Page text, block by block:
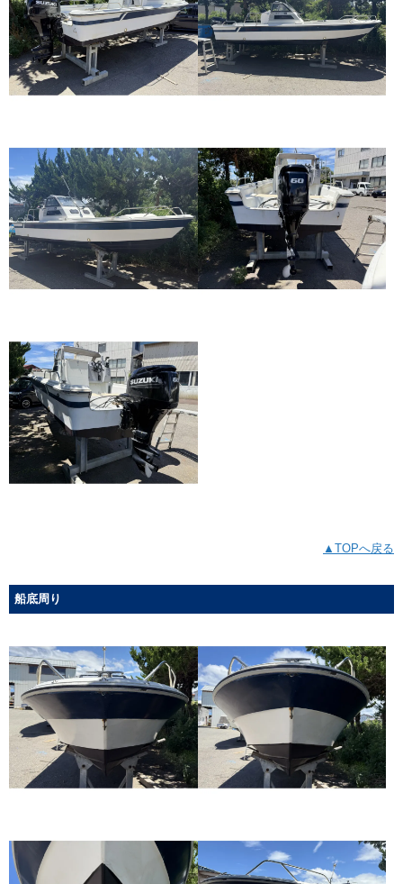
▲TOPへ戻る
船底周り